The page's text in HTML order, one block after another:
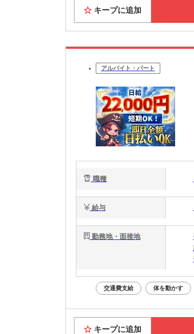
キープに追加
アルバイト・パート
職種
給与
勤務地・面接地
交通費支給 体を動かす
キープに追加